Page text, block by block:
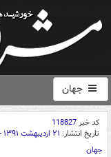
جهان
کد خبر118827
تاریخ انتشار: ۲۱ اردیبهشت ۱۳۹۱ - ۱۲:۰۹
جهان